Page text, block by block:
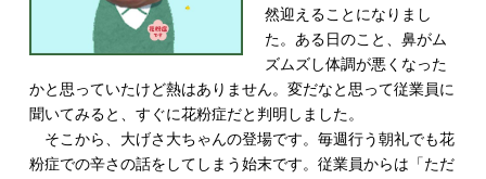
然迎えることになりまし
た。ある日のこと、鼻がム
ズムズし体調が悪くなった
かと思っていたけど熱はありません。変だなと思って従業員に
聞いてみると、すぐに花粉症だと判明しました。
そこから、大げさ大ちゃんの登場です。毎週行う朝礼でも花
粉症での辛さの話をしてしまう始末です。従業員からは「ただ